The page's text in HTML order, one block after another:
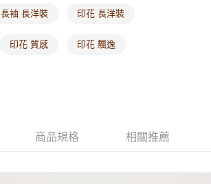
長袖 長洋裝 印花 長洋裝
印花 質感 印花 飄逸
商品規格 相關推薦